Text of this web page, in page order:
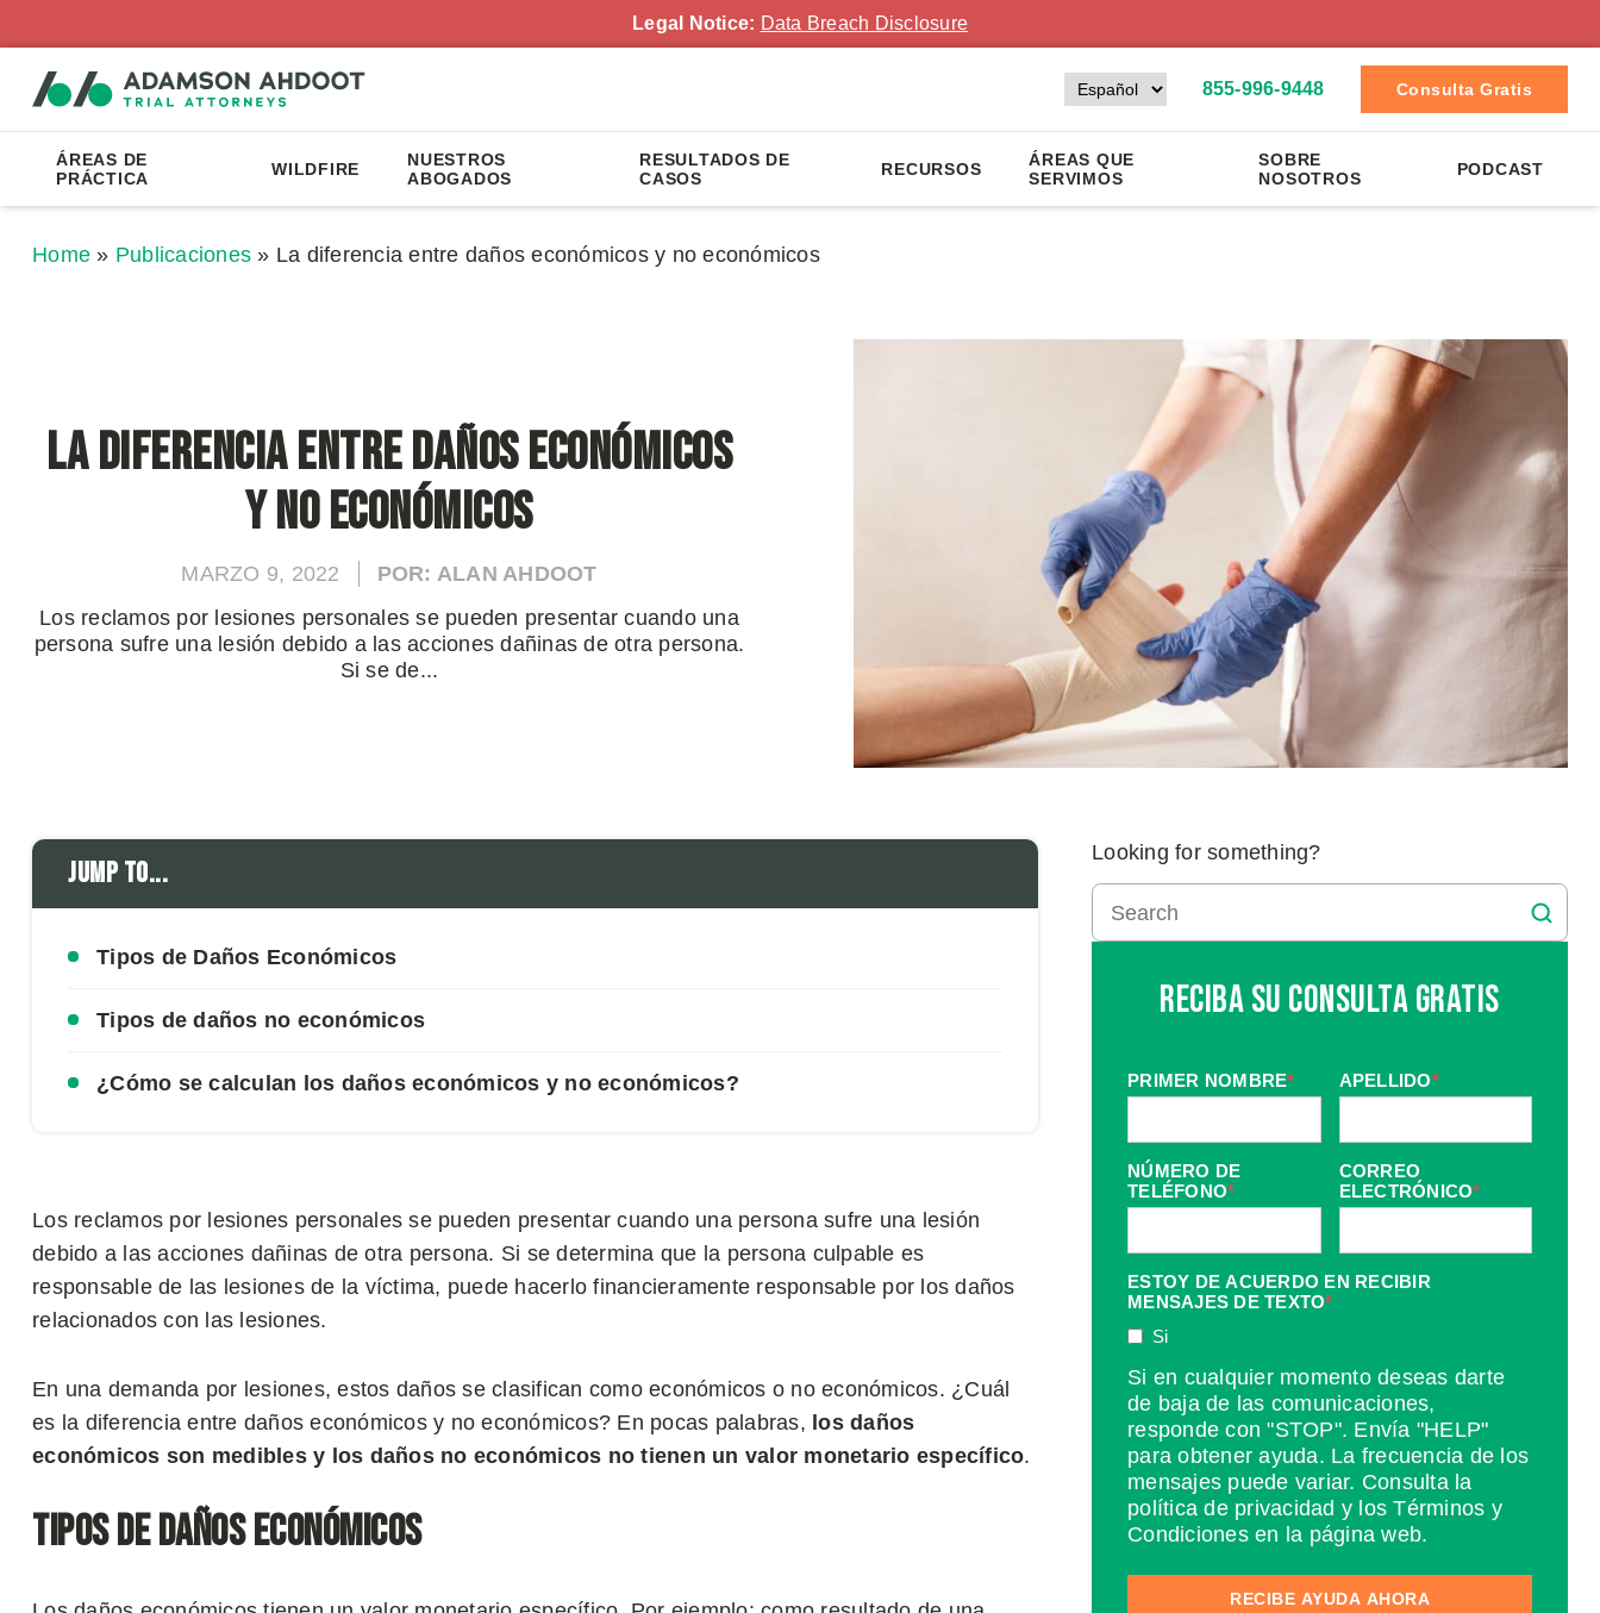
Legal Notice: Data Breach Disclosure
855-996-9448 Consulta Gratis
ÁREAS DE
PRÁCTICA
WILDFIRE
NUESTROS
ABOGADOS
RESULTADOS DE
CASOS
RECURSOS
ÁREAS QUE
SERVIMOS
SOBRE
NOSOTROS
PODCAST
Home » Publicaciones » La diferencia entre daños económicos y no económicos
La diferencia entre daños económicos
y no económicos
MARZO 9, 2022
POR: ALAN AHDOOT
Los reclamos por lesiones personales se pueden presentar cuando una
persona sufre una lesión debido a las acciones dañinas de otra persona.
Si se de...
Jump to...
Tipos de Daños Económicos
Tipos de daños no económicos
¿Cómo se calculan los daños económicos y no económicos?
Los reclamos por lesiones personales se pueden presentar cuando una persona sufre una lesión
debido a las acciones dañinas de otra persona. Si se determina que la persona culpable es
responsable de las lesiones de la víctima, puede hacerlo financieramente responsable por los daños
relacionados con las lesiones.
En una demanda por lesiones, estos daños se clasifican como económicos o no económicos. ¿Cuál
es la diferencia entre daños económicos y no económicos? En pocas palabras, los daños
económicos son medibles y los daños no económicos no tienen un valor monetario específico.
Tipos de Daños Económicos
Looking for something?
Reciba Su Consulta Gratis
PRIMER NOMBRE* APELLIDO*
NÚMERO DE
TELÉFONO*
CORREO
ELECTRÓNICO*
ESTOY DE ACUERDO EN RECIBIR
MENSAJES DE TEXTO*
Si
Si en cualquier momento deseas darte
de baja de las comunicaciones,
responde con "STOP". Envía "HELP"
para obtener ayuda. La frecuencia de los
mensajes puede variar. Consulta la
política de privacidad y los Términos y
Condiciones en la página web.